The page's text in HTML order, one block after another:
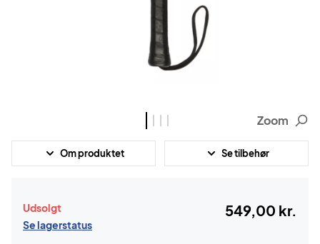
Zoom
Om produktet Se tilbehør
Udsolgt
Se lagerstatus
549,00 kr.